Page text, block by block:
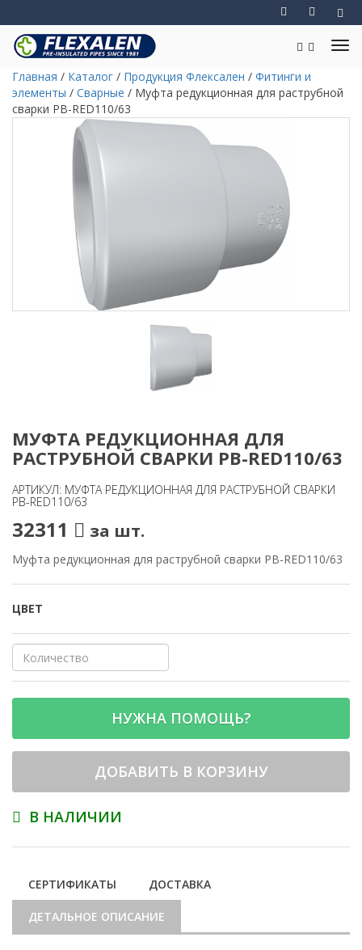
Главная / Каталог / Продукция Флексален / Фитинги и
элементы / Сварные / Муфта редукционная для раструбной
сварки PB-RED110/63
МУФТА РЕДУКЦИОННАЯ ДЛЯ
РАСТРУБНОЙ СВАРКИ PB-RED110/63
АРТИКУЛ: МУФТА РЕДУКЦИОННАЯ ДЛЯ РАСТРУБНОЙ СВАРКИ
PB-RED110/63
32311 за шт.
Муфта редукционная для раструбной сварки PB-RED110/63
ЦВЕТ
НУЖНА ПОМОЩЬ?
ДОБАВИТЬ В КОРЗИНУ
В НАЛИЧИИ
СЕРТИФИКАТЫ ДОСТАВКА
ДЕТАЛЬНОЕ ОПИСАНИЕ